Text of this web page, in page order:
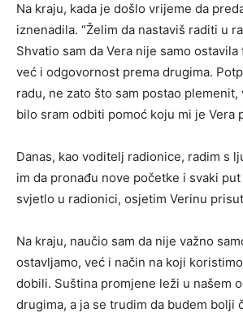
Na kraju, kada je došlo vrijeme da
iznenadila. “Želim da nastaviš raditi u
Shvatio sam da Vera nije samo
već i odgovornost prema drugima.
radu, ne zato što sam postao plemenit,
bilo sram odbiti pomoć koju mi je Vera
Danas, kao voditelj radionice, radim s
im da pronađu nove početke i svaki
svjetlo u radionici, osjetim Verinu
Na kraju, naučio sam da nije važno
ostavljamo, već i način na koji
dobili. Suština promjene leži u našem
drugima, a ja se trudim da budem bolji